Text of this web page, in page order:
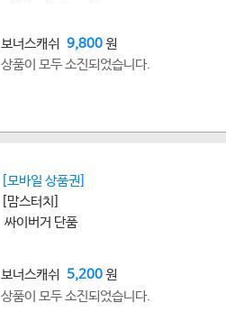
보너스캐쉬 9,800원
상품이 모두 소진되었습니다.
[모바일 상품권]
[맘스터치]
싸이버거 단품
보너스캐쉬 5,200원
상품이 모두 소진되었습니다.